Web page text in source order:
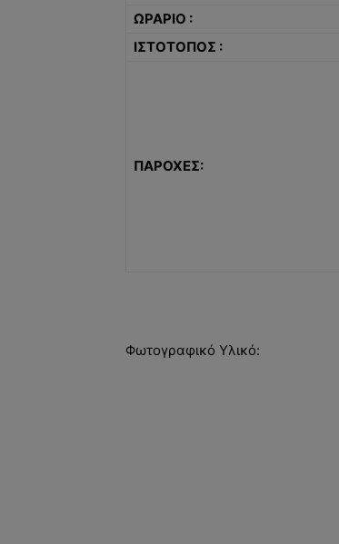
ΩΡΑΡΙΟ :
ΙΣΤΟΤΟΠΟΣ :
ΠΑΡΟΧΕΣ:
Φωτογραφικό Υλικό: